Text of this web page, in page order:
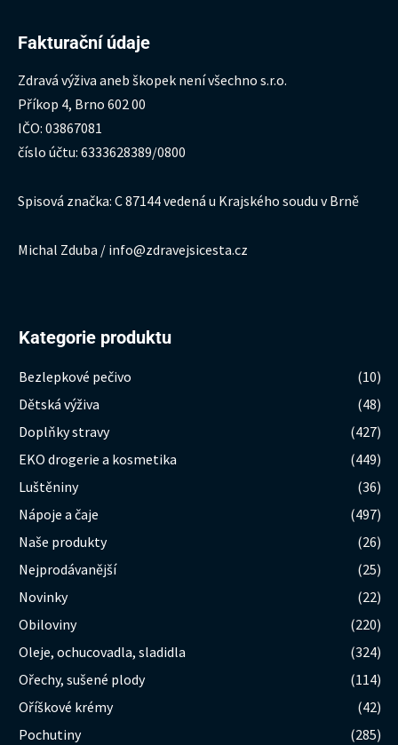
Fakturační údaje
Zdravá výživa aneb škopek není všechno s.r.o.
Příkop 4, Brno 602 00
IČO: 03867081
číslo účtu: 6333628389/0800
Spisová značka: C 87144 vedená u Krajského soudu v Brně
Michal Zduba / info@zdravejsicesta.cz
Kategorie produktu
Bezlepkové pečivo
(10)
Dětská výživa
(48)
Doplňky stravy
(427)
EKO drogerie a kosmetika
(449)
Luštěniny
(36)
Nápoje a čaje
(497)
Naše produkty
(26)
Nejprodávanější
(25)
Novinky
(22)
Obiloviny
(220)
Oleje, ochucovadla, sladidla
(324)
Ořechy, sušené plody
(114)
Oříškové krémy
(42)
Pochutiny
(285)